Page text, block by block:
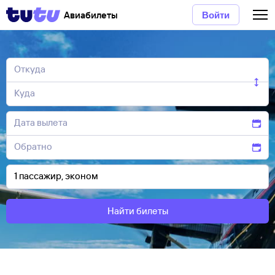
Авиабилеты Войти
Найти билеты